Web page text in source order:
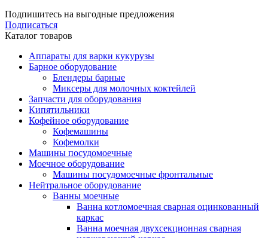
Подпишитесь на выгодные предложения
Подписаться
Каталог товаров
Аппараты для варки кукурузы
Барное оборудование
Блендеры барные
Миксеры для молочных коктейлей
Запчасти для оборудования
Кипятильники
Кофейное оборудование
Кофемашины
Кофемолки
Машины посудомоечные
Моечное оборудование
Машины посудомоечные фронтальные
Нейтральное оборудование
Ванны моечные
Ванна котломоечная сварная оцинкованный
каркас
Ванна моечная двухсекционная сварная